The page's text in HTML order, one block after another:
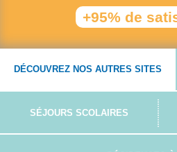
+95% de
DÉCOUVREZ NOS AUTRES SITES
SÉJOURS SCOLAIRES